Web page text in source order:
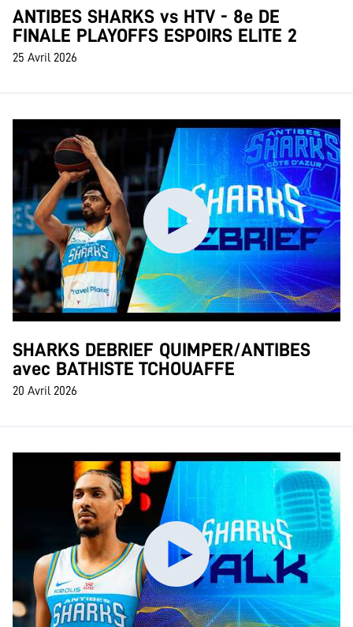
ANTIBES SHARKS vs HTV - 8e DE
FINALE PLAYOFFS ESPOIRS ELITE 2
25 Avril 2026
SHARKS DEBRIEF QUIMPER/ANTIBES
avec BATHISTE TCHOUAFFE
20 Avril 2026